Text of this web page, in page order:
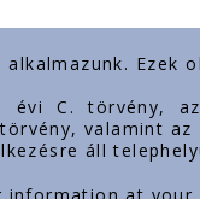
alkalmazunk.
C. törvény,
valamint
áll